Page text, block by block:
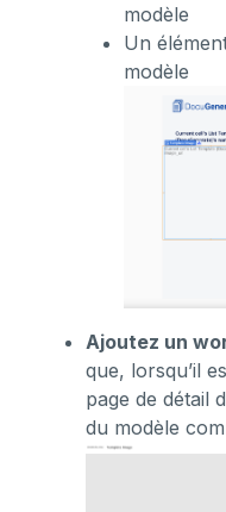
modèle
Un
modèle
Ajoutez un
que, lorsqu’il
page de détail
du modèle